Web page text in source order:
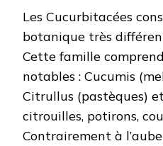
Les Cucurbitacées
botanique très
Cette famille
notables : Cucumis
Citrullus (pastèques)
citrouilles, potirons,
Contrairement à